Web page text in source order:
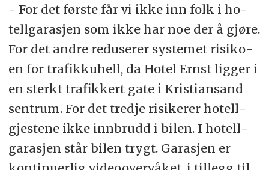
- For det før­s­te får vi ikke inn folk i ho­
tell­ga­ra­sjen som ikke har noe der å gjø­re.
For det and­re re­du­se­rer sy­ste­met ri­si­ko­
en for tra­fikk­uhell, da Ho­tel Ernst lig­ger i
en sterkt tra­fik­kert gate i Kris­tian­sand
sen­trum. For det tred­je ri­si­ke­rer ho­tell­
gjes­te­ne ikke inn­brudd i bi­len. I ho­tell­
ga­ra­sjen står bi­len trygt. Ga­ra­sjen er